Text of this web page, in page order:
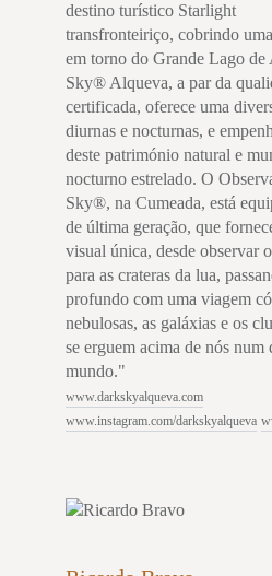
destino turístico Starlight
transfronteiriço, cobrindo
em torno do Grande Lago
Sky® Alqueva, a par da
certificada, oferece uma
diurnas e nocturnas, e
deste património natural e
nocturno estrelado. O
Sky®, na Cumeada, está
de última geração, que
visual única, desde observar
para as crateras da lua,
profundo com uma viagem
nebulosas, as galáxias e os
se erguem acima de nós num
mundo."
www.darkskyalqueva.com
www.instagram.com/darkskyalqueva